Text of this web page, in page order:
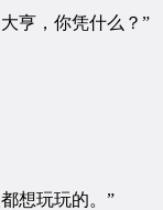
亨，你凭什么？”
想玩玩的。”